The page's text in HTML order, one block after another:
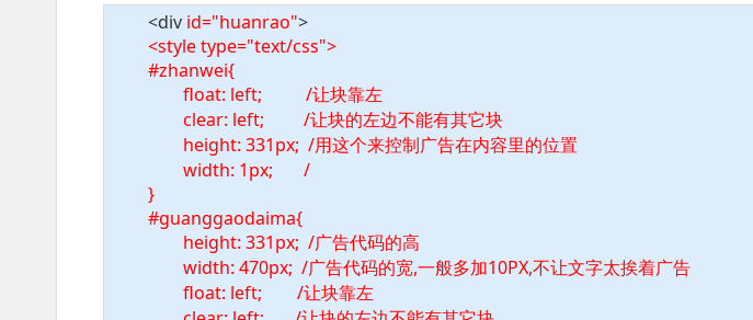
<div id="huanrao">
<style type="text/css">
#zhanwei{
float: left; /让块靠左
clear: left; /让块的左边不能有其它块
height: 331px; /用这个来控制广告在内容里的位置
width: 1px; /
}
#guanggaodaima{
height: 331px; /广告代码的高
width: 470px; /广告代码的宽,一般多加10PX,不让文字太挨着广告
float: left; /让块靠左